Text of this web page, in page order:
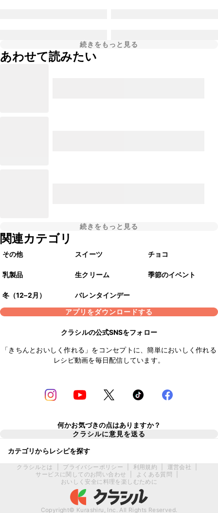
続きをもっと見る
あわせて読みたい
続きをもっと見る
関連カテゴリ
その他 スイーツ チョコ
乳製品 生クリーム 季節のイベント
冬（12–2月）
バレンタインデー
アプリをダウンロードする
クラシルの公式SNSをフォロー
「きちんとおいしく作れる」をコンセプトに、簡単においしく作れる
レシピ動画を毎日配信しています。
何かお気づきの点はありますか？
クラシルに意見を送る
カテゴリからレシピを探す
クラシルとは プライバシーポリシー 利用規約 運営会社
サービスに関してのお問い合わせ
よくある質問
おいしく安全に料理を楽しむために
Copyright© Kurashiru, Inc. All Rights Reserved.